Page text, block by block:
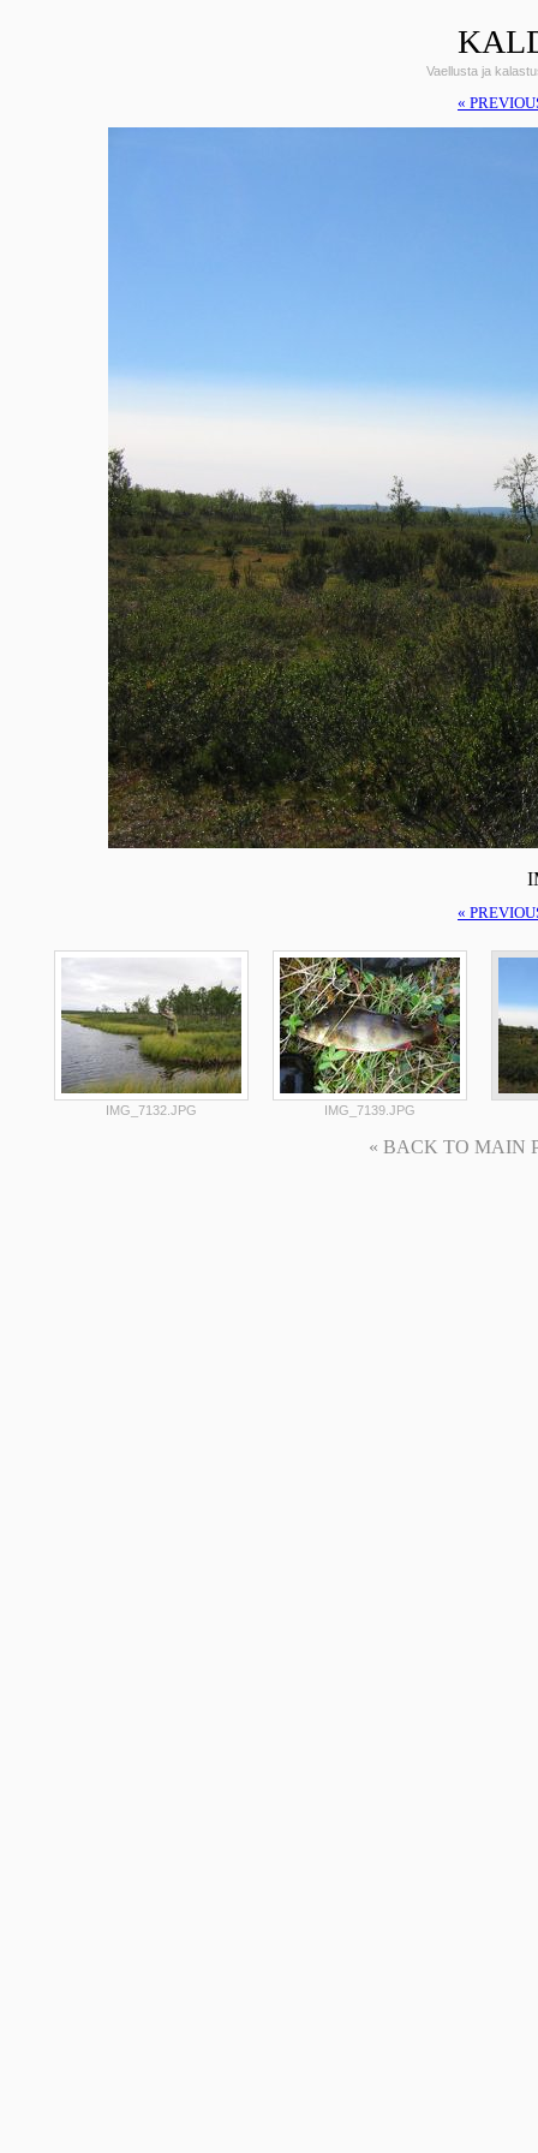
Vaellusta ja
«
«
IMG_7132.JPG IMG_7139.JPG
« BACK TO MAIN